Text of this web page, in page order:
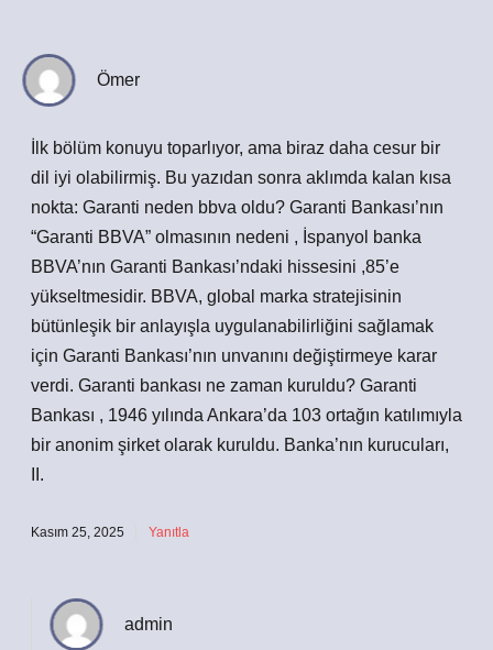
Ömer
İlk bölüm konuyu toparlıyor, ama biraz daha cesur bir
dil iyi olabilirmiş. Bu yazıdan sonra aklımda kalan kısa
nokta: Garanti neden bbva oldu? Garanti Bankası’nın
“Garanti BBVA” olmasının nedeni , İspanyol banka
BBVA’nın Garanti Bankası’ndaki hissesini ,85’e
yükseltmesidir. BBVA, global marka stratejisinin
bütünleşik bir anlayışla uygulanabilirliğini sağlamak
için Garanti Bankası’nın unvanını değiştirmeye karar
verdi. Garanti bankası ne zaman kuruldu? Garanti
Bankası , 1946 yılında Ankara’da 103 ortağın katılımıyla
bir anonim şirket olarak kuruldu. Banka’nın kurucuları,
II.
Kasım 25, 2025 Yanıtla
admin